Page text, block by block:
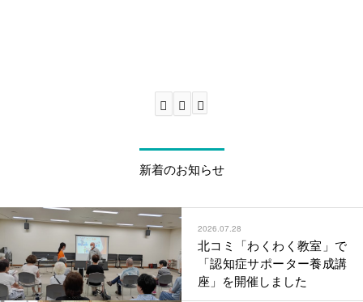
新着のお知らせ
2026.07.28
北コミ「わくわく教室」で
「認知症サポーター養成講
座」を開催しました